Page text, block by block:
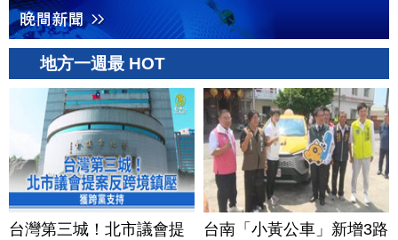
地方一週最 HOT
台灣第三城！北市議會提
台南「小黃公車」新增3路